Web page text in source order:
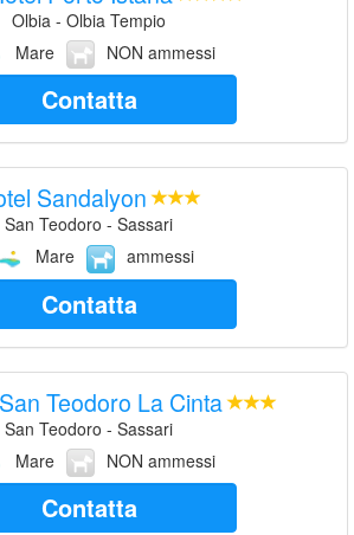
Olbia - Olbia Tempio
Mare
NON ammessi
Contatta
Sandalyon
San Teodoro - Sassari
Mare
ammessi
Contatta
Teodoro La Cinta
San Teodoro - Sassari
Mare
NON ammessi
Contatta